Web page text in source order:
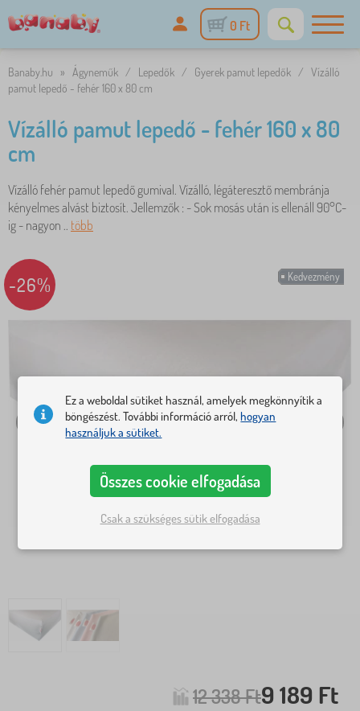
0 Ft
Banaby.hu » Ágyneműk / Lepedők / Gyerek pamut lepedők / Vízálló
pamut lepedő - fehér 160 x 80 cm
Vízálló pamut lepedő - fehér 160 x 80
cm
Vízálló fehér pamut lepedő gumival. Vízálló, légáteresztő membránja
kényelmes alvást biztosít. Jellemzők : - Sok mosás után is ellenáll 90°C-
ig - nagyon .. több
Kedvezmény
-26%
12 338 Ft9 189 Ft
Ez a weboldal sütiket használ, amelyek megkönnyítik a
böngészést. További információ arról,hogyan
használjuk a sütiket.
Összes cookie elfogadása
Csak a szükséges sütik elfogadása